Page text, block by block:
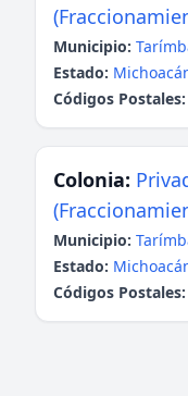
Municipio:
Estado:
Códigos Postales:
Colonia:
Municipio:
Estado:
Códigos Postales: